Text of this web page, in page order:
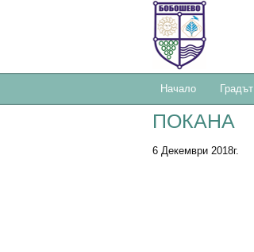
Начало Градът
ПОКАНА
6 Декември 2018г.